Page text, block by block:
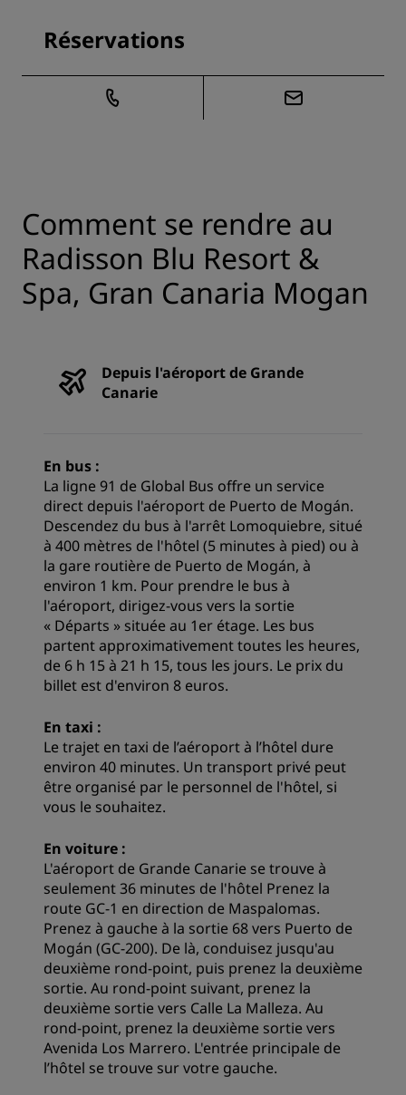
Réservations
Comment se rendre au
Radisson Blu Resort &
Spa, Gran Canaria Mogan
Depuis l'aéroport de Grande
Canarie
En bus :
La ligne 91 de Global Bus offre un service
direct depuis l'aéroport de Puerto de Mogán.
Descendez du bus à l'arrêt Lomoquiebre, situé
à 400 mètres de l'hôtel (5 minutes à pied) ou à
la gare routière de Puerto de Mogán, à
environ 1 km. Pour prendre le bus à
l'aéroport, dirigez-vous vers la sortie
« Départs » située au 1er étage. Les bus
partent approximativement toutes les heures,
de 6 h 15 à 21 h 15, tous les jours. Le prix du
billet est d'environ 8 euros.
En taxi :
Le trajet en taxi de l’aéroport à l’hôtel dure
environ 40 minutes. Un transport privé peut
être organisé par le personnel de l'hôtel, si
vous le souhaitez.
En voiture :
L'aéroport de Grande Canarie se trouve à
seulement 36 minutes de l'hôtel Prenez la
route GC-1 en direction de Maspalomas.
Prenez à gauche à la sortie 68 vers Puerto de
Mogán (GC-200). De là, conduisez jusqu'au
deuxième rond-point, puis prenez la deuxième
sortie. Au rond-point suivant, prenez la
deuxième sortie vers Calle La Malleza. Au
rond-point, prenez la deuxième sortie vers
Avenida Los Marrero. L'entrée principale de
l’hôtel se trouve sur votre gauche.